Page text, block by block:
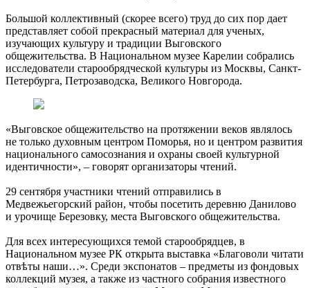
Большой коллективный (скорее всего) труд до сих пор дает
представляет собой прекрасный материал для ученых,
изучающих культуру и традиции Выговского
общежительства. В Национальном музее Карелии собрались
исследователи старообрядческой культуры из Москвы, Санкт-
Петербурга, Петрозаводска, Великого Новгорода.
«Выговское общежительство на протяжении веков являлось
не только духовным центром Поморья, но и центром развития
национального самосознания и охраны своей культурной
идентичности», – говорят организаторы чтений.
29 сентября участники чтений отправились в
Медвежьегорский район, чтобы посетить деревню Данилово
и урочище Березовку, места Выговского общежительства.
Для всех интересующихся темой старообрядцев, в
Национальном музее РК открыта выставка «Благоволи читати
отвѣты наши…». Среди экспонатов – предметы из фондовых
коллекций музея, а также из частного собрания известного